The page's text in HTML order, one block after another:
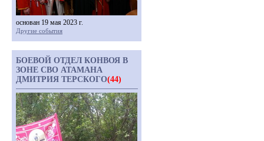
основан 19 мая 2023 г.
Другие события
БОЕВОЙ ОТДЕЛ КОНВОЯ В
ЗОНЕ СВО АТАМАНА
ДМИТРИЯ ТЕРСКОГО(44)